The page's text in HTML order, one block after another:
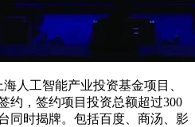
工智能产业投资基金项目、
约，签约项目投资总额超过300
同时揭牌。包括百度、商汤、影